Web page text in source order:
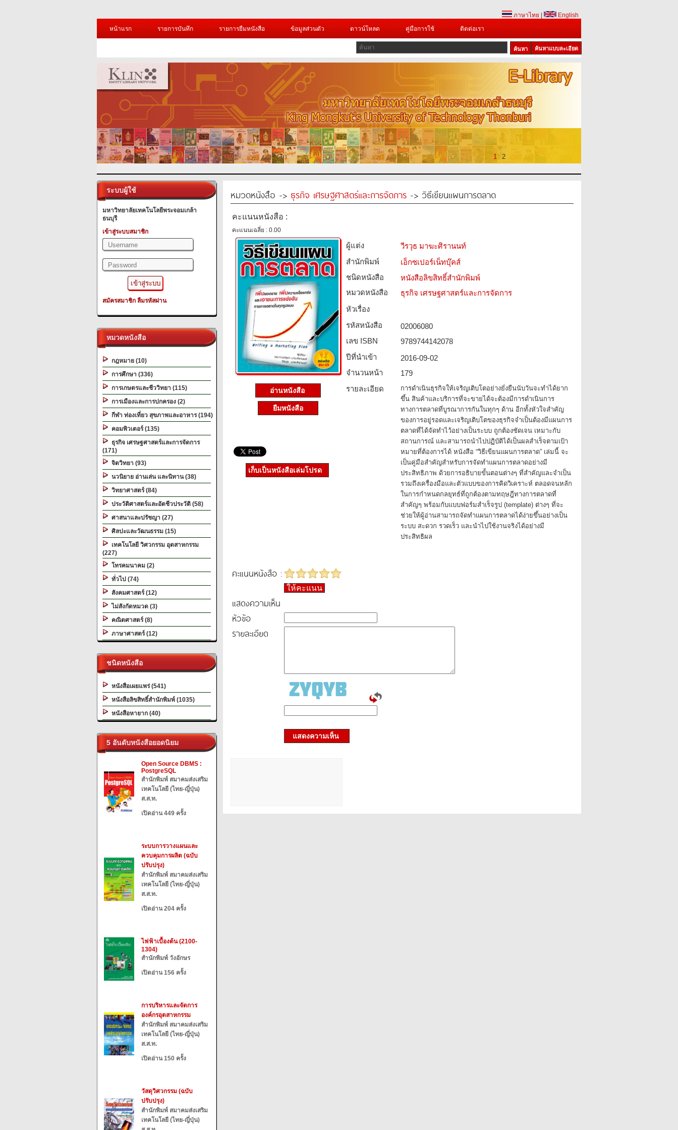
ภาษาไทย
English
หน้าแรก
รายการบันทึก รายการยืมหนังสือ ข้อมูลส่วนตัว ดาวน์โหลด คู่มือการใช้ ติดต่อเรา
ค้นหาแบบละเอียด
1 2
ระบบผู้ใช้
มหาวิทยาลัยเทคโนโลยีพระจอมเกล้า
ธนบุรี
เข้าสู่ระบบสมาชิก
สมัครสมาชิก ลืมรหัสผ่าน
หมวดหนังสือ
กฎหมาย (10)
การศึกษา (336)
การเกษตรและชีววิทยา (115)
การเมืองและการปกครอง (2)
กีฬา ท่องเที่ยว สุขภาพและอาหาร (194)
คอมพิวเตอร์ (135)
ธุรกิจ เศรษฐศาสตร์และการจัดการ
(171)
จิตวิทยา (93)
นวนิยาย อ่านเล่น และนิทาน (38)
วิทยาศาสตร์ (84)
ประวัติศาสตร์และอัตชีวประวัติ (58)
ศาสนาและปรัชญา (27)
ศิลปะและวัฒนธรรม (15)
เทคโนโลยี วิศวกรรม อุตสาหกรรม
(227)
โทรคมนาคม (2)
ทั่วไป (74)
สังคมศาสตร์ (12)
ไม่สังกัดหมวด (3)
คณิตศาสตร์ (8)
ภาษาศาสตร์ (12)
ชนิดหนังสือ
หนังสือเผยแพร่ (541)
หนังสือลิขสิทธิ์สำนักพิมพ์ (1035)
หนังสือหายาก (40)
5 อันดับหนังสือยอดนิยม
Open Source DBMS :
PostgreSQL
สำนักพิมพ์ สมาคมส่งเสริม
เทคโนโลยี (ไทย-ญี่ปุ่น)
ส.ส.ท.
เปิดอ่าน 449 ครั้ง
ระบบการวางแผนและ
ควบคุมการผลิต (ฉบับ
ปรับปรุง)
สำนักพิมพ์ สมาคมส่งเสริม
เทคโนโลยี (ไทย-ญี่ปุ่น)
ส.ส.ท.
เปิดอ่าน 204 ครั้ง
ไฟฟ้าเบื้องต้น (2100-
1304)
สำนักพิมพ์ วังอักษร
เปิดอ่าน 156 ครั้ง
การบริหารและจัดการ
องค์กรอุตสาหกรรม
สำนักพิมพ์ สมาคมส่งเสริม
เทคโนโลยี (ไทย-ญี่ปุ่น)
ส.ส.ท.
เปิดอ่าน 150 ครั้ง
วัสดุวิศวกรรม (ฉบับ
ปรับปรุง)
สำนักพิมพ์ สมาคมส่งเสริม
เทคโนโลยี (ไทย-ญี่ปุ่น)
หมวดหนังสือ -> ธุรกิจ เศรษฐศาสตร์และการจัดการ -> วิธีเขียนแผนการตลาด
คะแนนหนังสือ :
คะแนนเฉลี่ย : 0.00
อ่านหนังสือ
ยืมหนังสือ
ผู้แต่ง
วีรวุธ มาฆะศิรานนท์
สำนักพิมพ์
เอ็กซเปอร์เน็ทบุ๊คส์
ชนิดหนังสือ­
หนังสือลิขสิทธิ์สำนักพิมพ์
หมวดหนังสือ­
ธุรกิจ เศรษฐศาสตร์และการจัดการ
หัวเรื่อง
รหัสหนังสือ­
02006080
เลข ISBN
9789744142078
ปีที่นำเข้า
2016-09-02
จำนวนหน้า
179
รายละเอียด
การดำเนินธุรกิจให้เจริญเติบโตอย่างยั่งยืนนับวันจะทำได้ยาก
ขึ้น สินค้าและบริการที่จะขายได้จะต้องมีการดำเนินการ
ทางการตลาดที่บูรณาการกันในทุกๆ ด้าน อีกทั้งหัวใจสำคัญ
ของการอยู่รอดและเจริญเติบโตของธุรกิจจำเป็นต้องมีแผนการ
ตลาดที่ได้จัดทำไว้อย่างเป็นระบบ ถูกต้องชัดเจน เหมาะกับ
สถานการณ์ และสามารถนำไปปฏิบัติได้เป็นผลสำเร็จตามเป้า
หมายที่ต้องการได้ หนังสือ “วิธีเขียนแผนการตลาด” เล่มนี้ จะ
เป็นคู่มือสำคัญสำหรับการจัดทำแผนการตลาดอย่างมี
ประสิทธิภาพ ด้วยการอธิบายขั้นตอนต่างๆ ที่สำคัญและจำเป็น
รวมถึงเครื่องมือและตัวแบบของการคิดวิเคราะห์ ตลอดจนหลัก
ในการกำหนดกลยุทธ์ที่ถูกต้องตามทฤษฎีทางการตลาดที่
สำคัญๆ พร้อมกับแบบฟอร์มสำเร็จรูป (template) ต่างๆ ที่จะ
ช่วยให้ผู้อ่านสามารถจัดทำแผนการตลาดได้ง่ายขึ้นอย่างเป็น
ระบบ สะดวก รวดเร็ว และนำไปใช้งานจริงได้อย่างมี
ประสิทธิผล
เก็บเป็นหนังสือเล่มโปรด
คะแนนหนังสือ :
ให้คะแนน
แสดงความเห็น
หัวข้อ
รายละเอียด
แสดงความเห็น